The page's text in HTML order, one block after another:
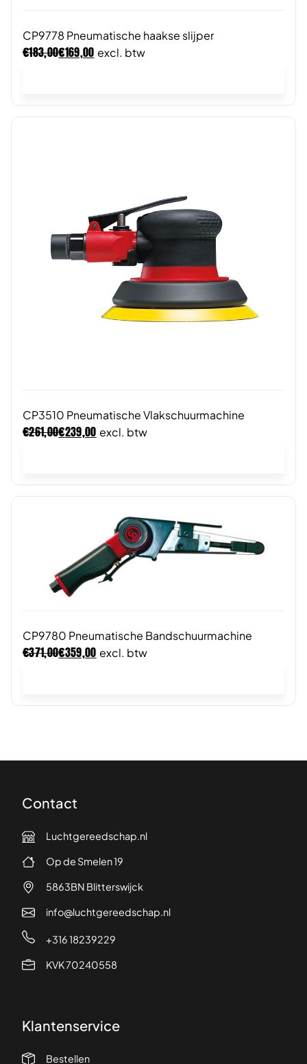
CP9778 Pneumatische haakse slijper
€183,00€169,00 excl. btw
CP3510 Pneumatische Vlakschuurmachine
€261,00€239,00 excl. btw
CP9780 Pneumatische Bandschuurmachine
€371,00€359,00 excl. btw
Contact
Luchtgereedschap.nl
Op de Smelen 19
5863BN Blitterswijck
info@luchtgereedschap.nl
+316 18239229
KVK 70240558
Klantenservice
Bestellen